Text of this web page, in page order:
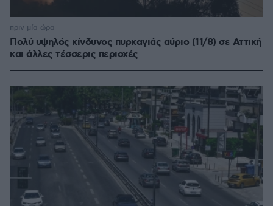
Πολύ υψηλός κίνδυνος πυρκαγιάς αύριο (11/8) σε Αττική
και άλλες τέσσερις περιοχές
πριν μία ώρα